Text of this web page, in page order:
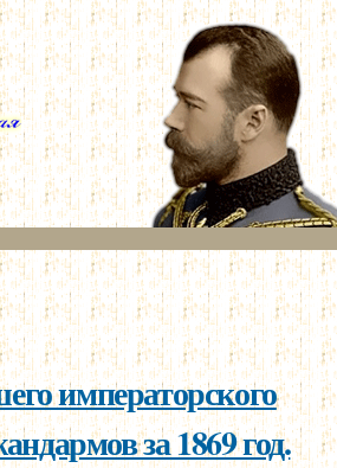
императорского
за 1869 год.